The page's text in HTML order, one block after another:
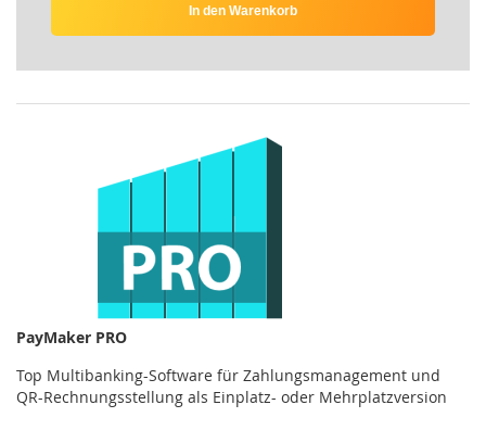
In den Warenkorb
PayMaker PRO
Top Multibanking-Software für Zahlungsmanagement und
QR-Rechnungsstellung als Einplatz- oder Mehrplatzversion